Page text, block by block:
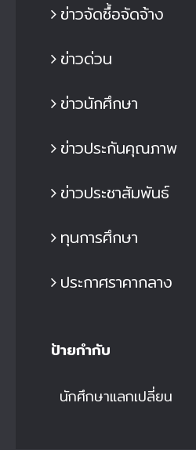
ข่าวจัดซื้อจัดจ้าง
ข่าวด่วน
ข่าวนักศึกษา
ข่าวประกันคุณภาพ
ข่าวประชาสัมพันธ์
ทุนการศึกษา
ประกาศราคากลาง
ป้ายกำกับ
นักศึกษาแลกเปลี่ยน